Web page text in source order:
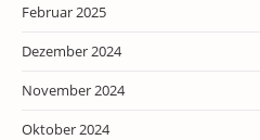
Februar 2025
Dezember 2024
November 2024
Oktober 2024